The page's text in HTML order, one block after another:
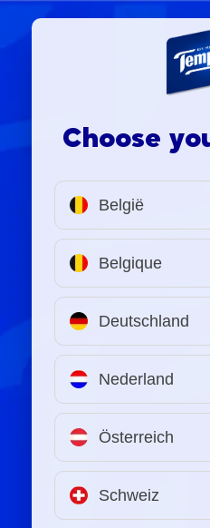
Choose
België
Belgique
Deutschland
Nederland
Österreich
Schweiz